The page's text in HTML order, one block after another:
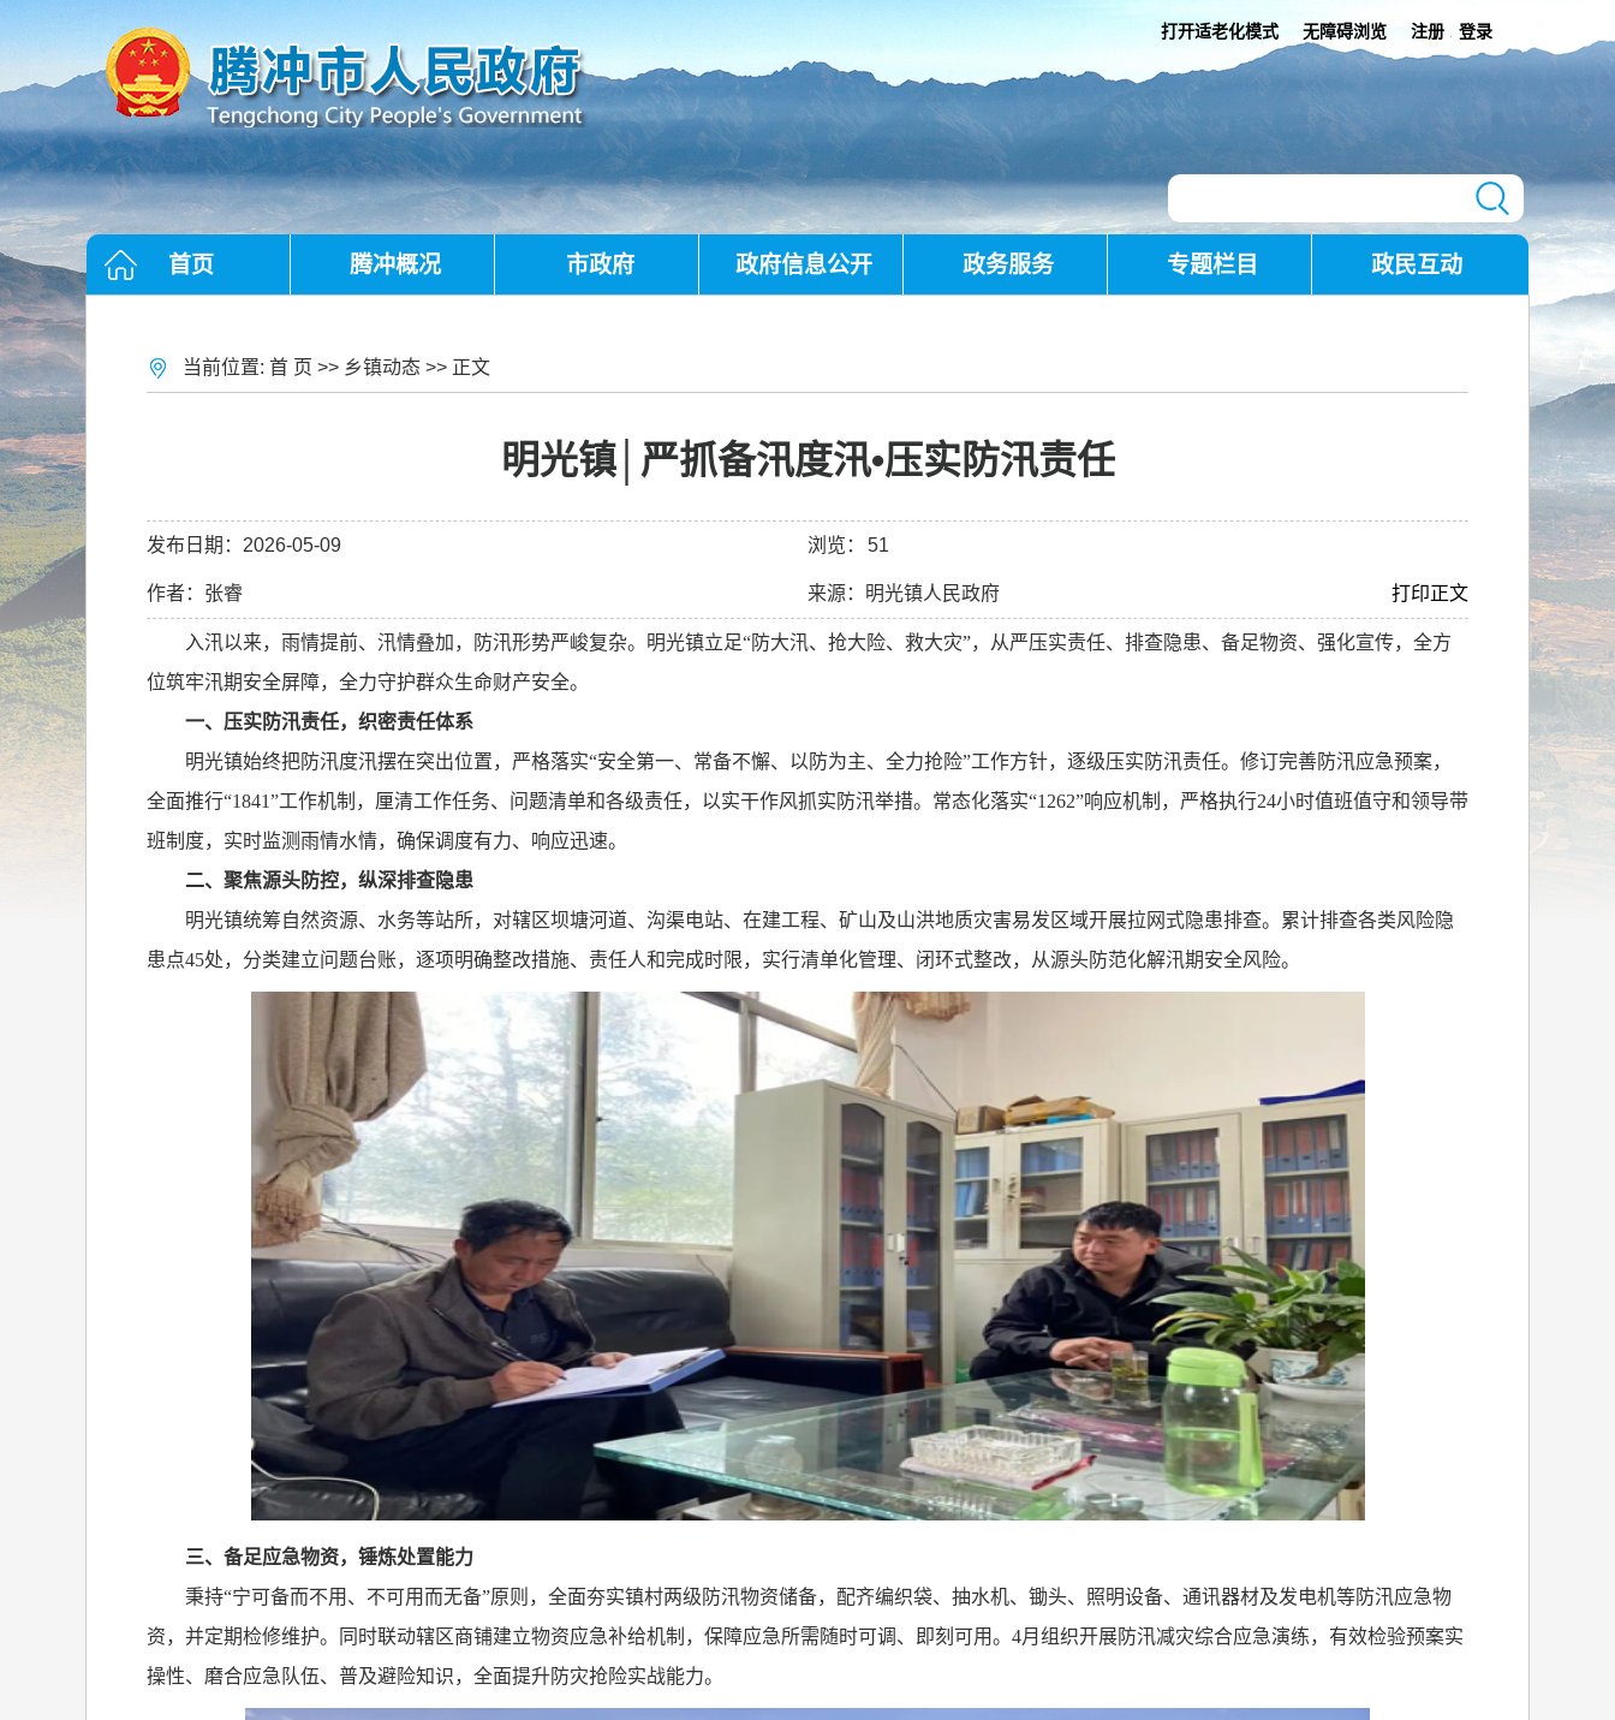
打开适老化模式 无障碍浏览 注册 登录
首页 腾冲概况 市政府 政府信息公开 政务服务 专题栏目 政民互动
当前位置: 首 页 >> 乡镇动态 >> 正文
明光镇│严抓备汛度汛•压实防汛责任
发布日期：2026-05-09 51
浏览：
作者：张睿 来源：明光镇人民政府 打印正文
入汛以来，雨情提前、汛情叠加，防汛形势严峻复杂。明光镇立足“防大汛、抢大险、救大灾”，从严压实责任、排查隐患、备足物资、强化宣传，全方
位筑牢汛期安全屏障，全力守护群众生命财产安全。
一、压实防汛责任，织密责任体系
明光镇始终把防汛度汛摆在突出位置，严格落实“安全第一、常备不懈、以防为主、全力抢险”工作方针，逐级压实防汛责任。修订完善防汛应急预案，
全面推行“1841”工作机制，厘清工作任务、问题清单和各级责任，以实干作风抓实防汛举措。常态化落实“1262”响应机制，严格执行24小时值班值守和领导带
班制度，实时监测雨情水情，确保调度有力、响应迅速。
二、聚焦源头防控，纵深排查隐患
明光镇统筹自然资源、水务等站所，对辖区坝塘河道、沟渠电站、在建工程、矿山及山洪地质灾害易发区域开展拉网式隐患排查。累计排查各类风险隐
患点45处，分类建立问题台账，逐项明确整改措施、责任人和完成时限，实行清单化管理、闭环式整改，从源头防范化解汛期安全风险。
三、备足应急物资，锤炼处置能力
秉持“宁可备而不用、不可用而无备”原则，全面夯实镇村两级防汛物资储备，配齐编织袋、抽水机、锄头、照明设备、通讯器材及发电机等防汛应急物
资，并定期检修维护。同时联动辖区商铺建立物资应急补给机制，保障应急所需随时可调、即刻可用。 4月组织开展防汛减灾综合应急演练，有效检验预案实
操性、磨合应急队伍、普及避险知识，全面提升防灾抢险实战能力。